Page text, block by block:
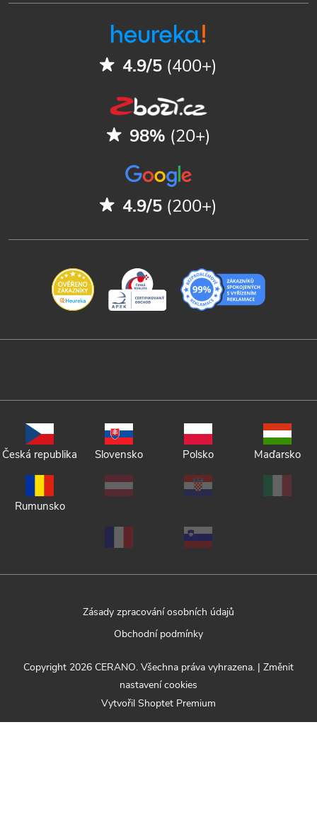
4.9/5 (400+)
98% (20+)
4.9/5 (200+)
Česká republika Slovensko Polsko Maďarsko
Rumunsko
Zásady zpracování osobních údajů
Obchodní podmínky
Vytvořil Shoptet Premium
Copyright 2026 CERANO. Všechna práva vyhrazena. | Změnit
nastavení cookies